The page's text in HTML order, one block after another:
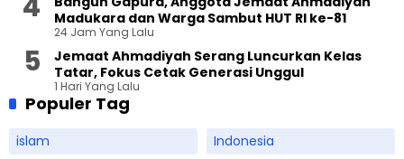
Madukara dan Warga Sambut HUT RI ke-81
24 Jam Yang Lalu
Jemaat Ahmadiyah Serang Luncurkan Kelas
Tatar, Fokus Cetak Generasi Unggul
1 Hari Yang Lalu
Populer Tag
islam
Indonesia